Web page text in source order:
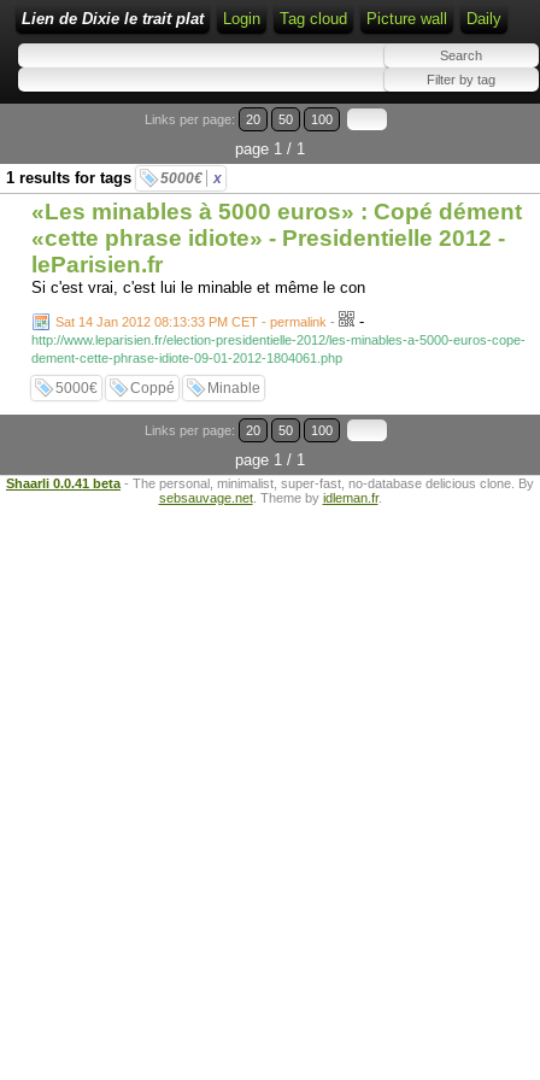
Lien de Dixie le trait plat Login Tag cloud Picture wall Daily
Links per page: 20 50 100
page 1 / 1
1 results for tags
5000€ x
«Les minables à 5000 euros» : Copé dément
«cette phrase idiote» - Presidentielle 2012 -
leParisien.fr
Si c'est vrai, c'est lui le minable et même le con
Sat 14 Jan 2012 08:13:33 PM CET - permalink - -
http://www.leparisien.fr/election-presidentielle-2012/les-minables-a-5000-euros-cope-
dement-cette-phrase-idiote-09-01-2012-1804061.php
5000€ Coppé Minable
Links per page: 20 50 100
page 1 / 1
Shaarli 0.0.41 beta - The personal, minimalist, super-fast, no-database delicious clone. By
sebsauvage.net. Theme by idleman.fr.